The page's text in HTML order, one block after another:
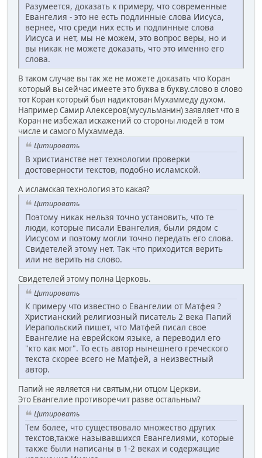
Разумеется, доказать к примеру, что современные
Евангелия - это не есть подлинные слова Иисуса,
вернее, что среди них есть и подлинные слова
Иисуса и нет, мы не можем, это вопрос веры, но и
вы никак не можете доказать, что это именно его
слова.
В таком случае вы так же не можете доказать что Коран
который вы сейчас имеете это буква в букву.слово в слово
тот Коран который был надиктован Мухаммеду духом.
Например Самир Алексеров(мусульманин) заявляет что в
Коран не избежал искажений со стороны людей в том
числе и самого Мухаммеда.
Цитировать
В христианстве нет технологии проверки
достоверности текстов, подобно исламской.
А исламская технология это какая?
Цитировать
Поэтому никак нельзя точно установить, что те
люди, которые писали Евангелия, были рядом с
Иисусом и поэтому могли точно передать его слова.
Свидетелей этому нет. Так что приходится верить
или не верить на слово.
Свидетелей этому полна Церковь.
Цитировать
К примеру что известно о Евангелии от Матфея ?
Христианский религиозный писатель 2 века Папий
Иерапольский пишет, что Матфей писал свое
Евангелие на еврейском языке, а переводил его
"кто как мог". То есть автор нынешнего греческого
текста скорее всего не Матфей, а неизвестный
автор.
Папий не является ни святым,ни отцом Церкви.
Это Евангелие противоречит разве остальным?
Цитировать
Тем более, что существовало множество других
текстов,также называвшихся Евангелиями, которые
также были написаны в 1-2 веках и содержащие